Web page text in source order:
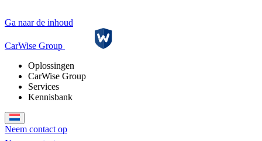
Ga naar de inhoud
CarWise Group
Oplossingen
CarWise Group
Services
Kennisbank
Neem contact op